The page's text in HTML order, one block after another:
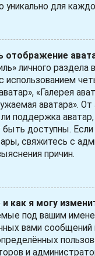
уникально для
отображение
личного
использованием
«Галерея
аватара».
поддержка
быть доступны.
свяжитесь с
причин.
как я могу
под вашим
вами сообщений
и